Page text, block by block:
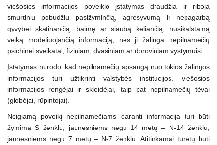
viešosios informacijos poveikio įstatymas draudžia ir riboja
smurtiniu pobūdžiu pasižyminčią, agresyvumą ir nepagarbą
gyvybei skatinančią, baimę ar siaubą keliančią, nusikalstamą
veiką modeliuojančią informaciją, nes ji žalinga nepilnamečių
psichinei sveikatai, fiziniam, dvasiniam ar doroviniam vystymuisi.
Įstatymas nurodo, kad nepilnamečių apsaugą nuo tokios žalingos
informacijos turi užtikrinti valstybės institucijos, viešosios
informacijos rengėjai ir skleidėjai, taip pat nepilnamečių tėvai
(globėjai, rūpintojai).
Neigiamą poveikį nepilnamečiams daranti informacija turi būti
žymima S ženklu, jaunesniems negu 14 metų – N-14 ženklu,
jaunesniems negu 7 metų – N-7 ženklu. Atitinkamai turėtų būti